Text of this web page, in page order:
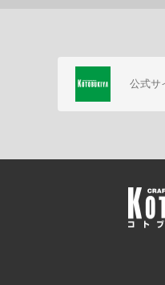
公式サ